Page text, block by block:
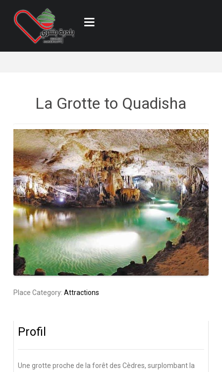
La Grotte to Quadisha
Place Category: Attractions
Profil
Une grotte proche de la forêt des Cèdres, surplombant la